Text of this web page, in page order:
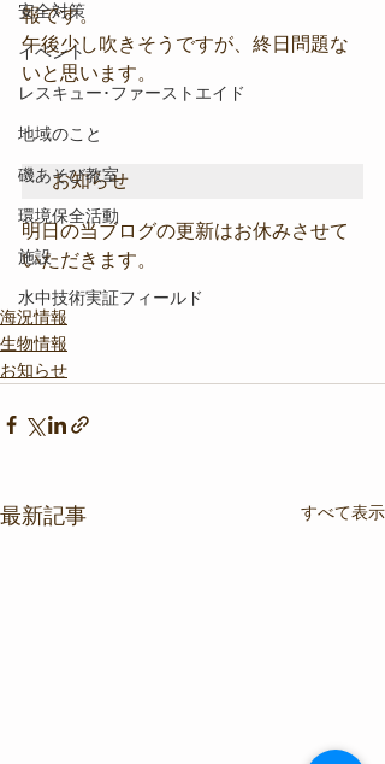
安全対策
イベント
レスキュー･ファーストエイド
地域のこと
磯あそび教室
環境保全活動
施設
水中技術実証フィールド
報です。
午後少し吹きそうですが、終日問題な
いと思います。
お知らせ
明日の当ブログの更新はお休みさせて
いただきます。
海況情報
生物情報
お知らせ
最新記事 すべて表示